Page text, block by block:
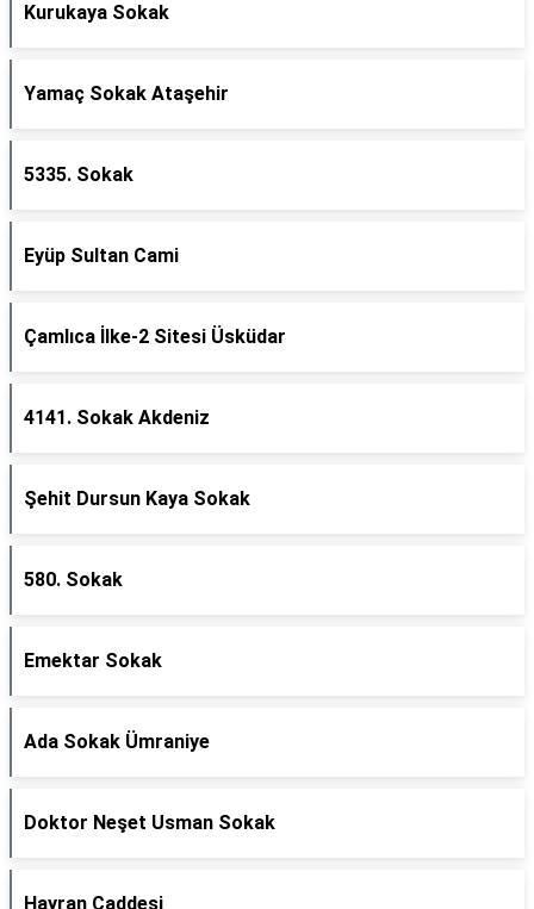
Kurukaya Sokak
Yamaç Sokak Ataşehir
5335. Sokak
Eyüp Sultan Cami
Çamlıca İlke-2 Sitesi Üsküdar
4141. Sokak Akdeniz
Şehit Dursun Kaya Sokak
580. Sokak
Emektar Sokak
Ada Sokak Ümraniye
Doktor Neşet Usman Sokak
Hayran Caddesi